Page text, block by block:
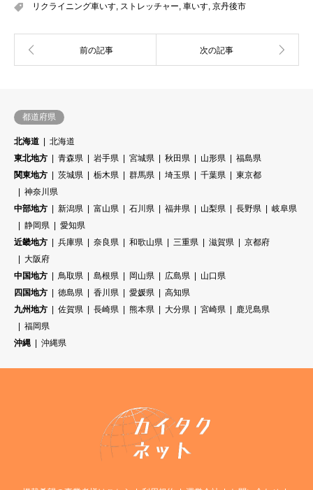
リクライニング車いす ストレッチャー 車いす 京丹後市
都道府県
北海道
北海道
東北地方
青森県 岩手県 宮城県 秋田県 山形県
福島県
関東地方
茨城県 栃木県 群馬県 埼玉県 千葉県
東京都
神奈川県
中部地方
新潟県 富山県 石川県 福井県 山梨県 長野県
岐阜県
静岡県
愛知県
近畿地方
兵庫県 奈良県 和歌山県 三重県 滋賀県
京都府
大阪府
中国地方
鳥取県 島根県 岡山県 広島県
山口県
四国地方
徳島県 香川県 愛媛県
高知県
九州地方
佐賀県 長崎県 熊本県 大分県 宮崎県
鹿児島県
福岡県
沖縄
沖縄県